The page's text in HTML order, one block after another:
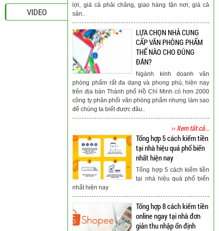
VIDEO
lợi, giá cả phải chăng, giao hàng tận nơi, giá cả
sản..
LỰA CHỌN NHÀ CUNG
CẤP VĂN PHÒNG PHẨM
THẾ NÀO CHO ĐÚNG
ĐẮN?
Ngành kinh doanh văn
phòng phẩm rất đa dạng và phong phú, hiện nay
trên địa bàn Thành phố Hồ Chí Minh có hơn 2000
công ty phân phối văn phòng phẩm nhưng làm sao
để chúng ta biết được đâu..
›› Xem tất cả...
Tổng hợp 5 cách kiếm tiền
tại nhà hiệu quả phổ biến
nhất hiện nay
Tổng hợp 5 cách kiếm tiền
tại nhà hiệu quả phổ biến
nhất hiện nay
Tổng hợp 8 cách kiếm tiền
online ngay tại nhà đơn
giản thu nhập ổn định